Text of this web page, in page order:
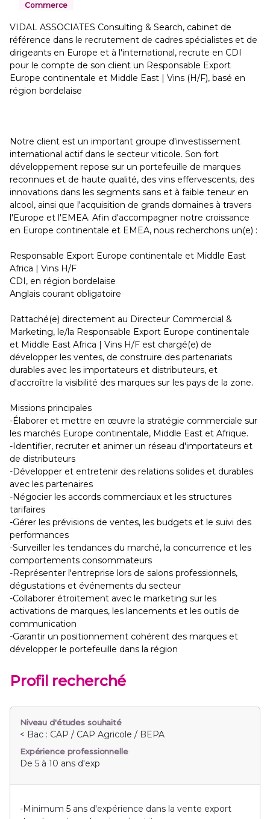
Commerce
VIDAL ASSOCIATES Consulting & Search, cabinet de
référence dans le recrutement de cadres spécialistes et de
dirigeants en Europe et à l'international, recrute en CDI
pour le compte de son client un Responsable Export
Europe continentale et Middle East | Vins (H/F), basé en
région bordelaise
Notre client est un important groupe d'investissement
international actif dans le secteur viticole. Son fort
développement repose sur un portefeuille de marques
reconnues et de haute qualité, des vins effervescents, des
innovations dans les segments sans et à faible teneur en
alcool, ainsi que l'acquisition de grands domaines à travers
l'Europe et l'EMEA. Afin d'accompagner notre croissance
en Europe continentale et EMEA, nous recherchons un(e) :
Responsable Export Europe continentale et Middle East
Africa | Vins H/F
CDI, en région bordelaise
Anglais courant obligatoire
Rattaché(e) directement au Directeur Commercial &
Marketing, le/la Responsable Export Europe continentale
et Middle East Africa | Vins H/F est chargé(e) de
développer les ventes, de construire des partenariats
durables avec les importateurs et distributeurs, et
d'accroître la visibilité des marques sur les pays de la zone.
Missions principales
-Élaborer et mettre en œuvre la stratégie commerciale sur
les marchés Europe continentale, Middle East et Afrique.
-Identifier, recruter et animer un réseau d'importateurs et
de distributeurs
-Développer et entretenir des relations solides et durables
avec les partenaires
-Négocier les accords commerciaux et les structures
tarifaires
-Gérer les prévisions de ventes, les budgets et le suivi des
performances
-Surveiller les tendances du marché, la concurrence et les
comportements consommateurs
-Représenter l'entreprise lors de salons professionnels,
dégustations et événements du secteur
-Collaborer étroitement avec le marketing sur les
activations de marques, les lancements et les outils de
communication
-Garantir un positionnement cohérent des marques et
développer le portefeuille dans la région
Profil recherché
Niveau d'études souhaité
< Bac : CAP / CAP Agricole / BEPA
Expérience professionnelle
De 5 à 10 ans d'exp
-Minimum 5 ans d'expérience dans la vente export